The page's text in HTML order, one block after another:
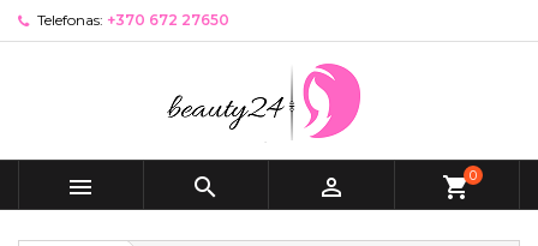
Telefonas: +370 672 27650
   shopping_cart0